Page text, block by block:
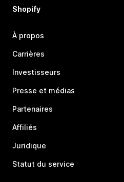
Shopify
À propos
Carrières
Investisseurs
Presse et médias
Partenaires
Affiliés
Juridique
Statut du service